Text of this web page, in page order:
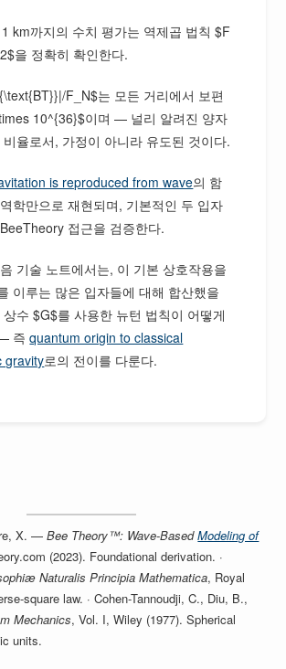
km까지의 수치 평가는 역제곱 법칙 $F
을 정확히 확인한다.
F_N$는 모든 거리에서 보편
10^{36}$이며 — 널리 알려진 양자
율로서, 가정이 아니라 유도된 것이다.
is reproduced from wave의 함
학만으로 재현되며, 기본적인 두 입자
접근을 검증한다.
기술 노트에서는, 이 기본 상호작용을
이루는 많은 입자들에 대해 합산했을
수 $G$를 사용한 뉴턴 법칙이 어떻게
— 즉quantum origin to classical
gravity로의 전이를 다룬다.
X. —Bee Theory™: Wave-BasedModeling of
(2023). Foundational derivation. ·
Naturalis Principia Mathematica, Royal
square law. · Cohen-Tannoudji, C., Diu, B.,
Mechanics, Vol. I, Wiley (1977). Spherical
units.